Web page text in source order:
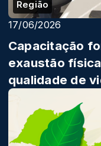
Região
17/06/2026
Capacitação
exaustão
qualidade de